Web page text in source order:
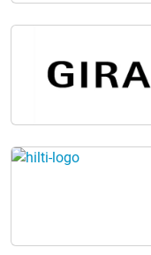
Vortrag: Alles rund um
Sonntag hält
Photovoltaik &
Eigenverbrauch Photovoltaik in Kombination mit
Weiterbetrieb von